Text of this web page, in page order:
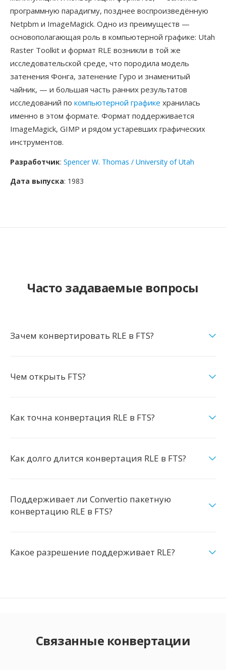
программную парадигму, позднее воспроизведённую
Netpbm и ImageMagick. Одно из преимуществ —
основополагающая роль в компьютерной графике: Utah
Raster Toolkit и формат RLE возникли в той же
исследовательской среде, что породила модель
затенения Фонга, затенение Гуро и знаменитый
чайник, — и большая часть ранних результатов
исследований по компьютерной графике хранилась
именно в этом формате. Формат поддерживается
ImageMagick, GIMP и рядом устаревших графических
инструментов.
Разработчик: Spencer W. Thomas / University of Utah
Дата выпуска: 1983
Часто задаваемые вопросы
Зачем конвертировать RLE в FTS?
Чем открыть FTS?
Как точна конвертация RLE в FTS?
Как долго длится конвертация RLE в FTS?
Поддерживает ли Convertio пакетную
конвертацию RLE в FTS?
Какое разрешение поддерживает RLE?
Связанные конвертации